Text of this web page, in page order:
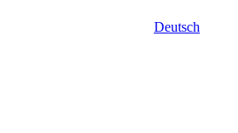
Deutsch